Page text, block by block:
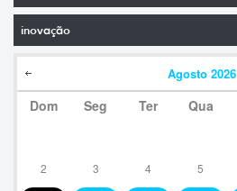
inovação
Agosto 2026
Dom Seg Ter Qua
2 3 4 5